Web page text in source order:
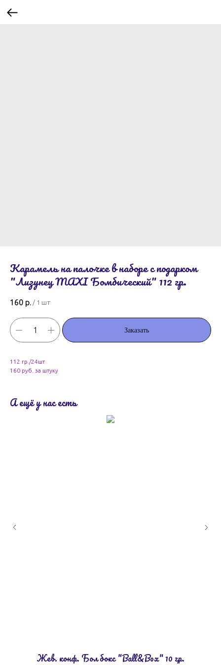
Карамель на палочке в наборе с подарком
"Лизунец MAXI Бомбический" 112 гр.
160 р. / 1 шт
Заказать
112 гр./24шт
160 руб. за штуку
А ещё у нас есть
Жев. конф. Бол бокс "Ball&Box" 10 гр.